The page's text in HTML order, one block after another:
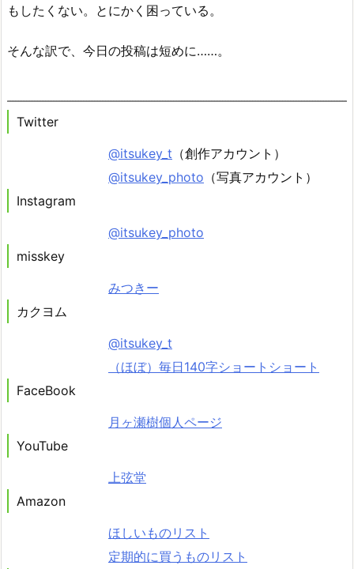
もしたくない。とにかく困っている。
そんな訳で、今日の投稿は短めに……。
Twitter
@itsukey_t （創作アカウント）
@itsukey_photo （写真アカウント）
Instagram
@itsukey_photo
misskey
みつきー
カクヨム
@itsukey_t
（ほぼ）毎日140字ショートショート
FaceBook
月ヶ瀬樹個人ページ
YouTube
上弦堂
Amazon
ほしいものリスト
定期的に買うものリスト